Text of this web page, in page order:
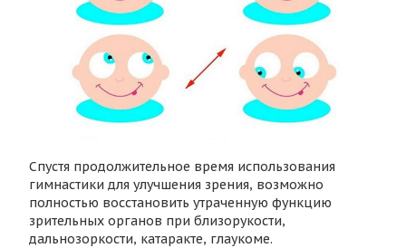
Спустя продолжительное время использования
гимнастики для улучшения зрения, возможно
полностью восстановить утраченную функцию
зрительных органов при близорукости,
дальнозоркости, катаракте, глаукоме.